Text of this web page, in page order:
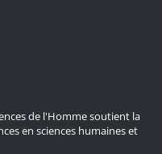
de l'Homme soutient la
en sciences humaines et